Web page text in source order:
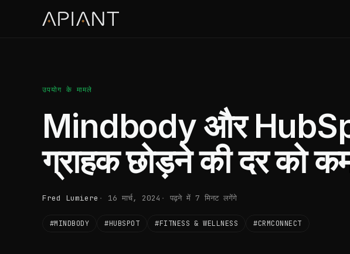
उपयोग के मामले
Mindbody और
ग्राहक छोड़ने की दर को
Fred Lumiere 16 मार्च, 2024 पढ़ने में 7 मिनट लगेंगे
#MINDBODY #HUBSPOT #FITNESS & WELLNESS #CRMCONNECT